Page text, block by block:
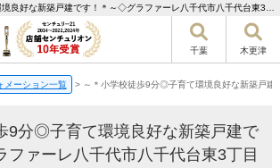
千葉 木更津
メーション一覧 > ～＊小学校徒歩9分◎子育て環境良好な新築戸
9分◎子育て環境良好な新築戸建で
ァーレ八千代市八千代台東3丁目